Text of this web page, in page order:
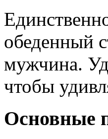
обеденный
мужчина.
чтобы
Основные